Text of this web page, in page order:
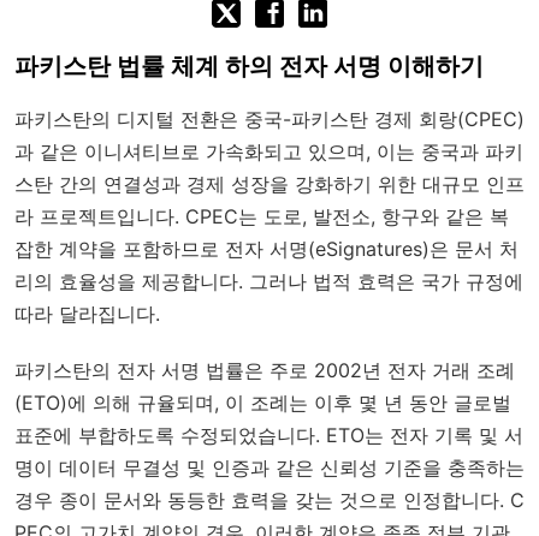
파키스탄 법률 체계 하의 전자 서명 이해하기
파키스탄의 디지털 전환은 중국-파키스탄 경제 회랑(CPEC)
과 같은 이니셔티브로 가속화되고 있으며, 이는 중국과 파키
스탄 간의 연결성과 경제 성장을 강화하기 위한 대규모 인프
라 프로젝트입니다. CPEC는 도로, 발전소, 항구와 같은 복
잡한 계약을 포함하므로 전자 서명(eSignatures)은 문서 처
리의 효율성을 제공합니다. 그러나 법적 효력은 국가 규정에
따라 달라집니다.
파키스탄의 전자 서명 법률은 주로 2002년 전자 거래 조례
(ETO)에 의해 규율되며, 이 조례는 이후 몇 년 동안 글로벌
표준에 부합하도록 수정되었습니다. ETO는 전자 기록 및 서
명이 데이터 무결성 및 인증과 같은 신뢰성 기준을 충족하는
경우 종이 문서와 동등한 효력을 갖는 것으로 인정합니다. C